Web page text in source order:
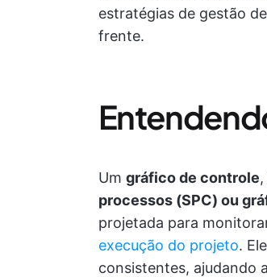
estratégias de gestão
frente.
Um gráfico de controle
processos (SPC) ou
projetada para
execução do projeto.
consistentes, ajudando